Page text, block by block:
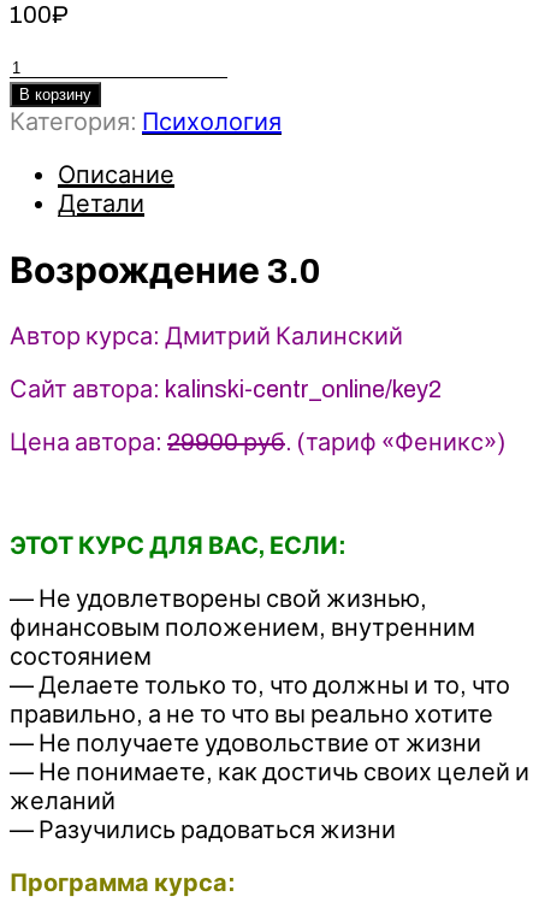
100₽
Количество
товара
Возрождение
Дмитрий
В корзину
Категория: Психология
Описание
Детали
Возрождение 3.0
Автор курса: Дмитрий Калинский
Сайт автора: kalinski-centr_online/key2
Цена автора: 29900 руб. (тариф «Феникс»)
ЭТОТ КУРС ДЛЯ ВАС, ЕСЛИ:
— Не удовлетворены свой жизнью,
финансовым положением, внутренним
состоянием
— Делаете только то, что должны и то, что
правильно, а не то что вы реально хотите
— Не получаете удовольствие от жизни
— Не понимаете, как достичь своих целей и
желаний
— Разучились радоваться жизни
Программа курса: